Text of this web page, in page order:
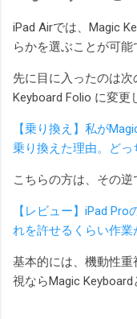
iPad Airでは、Magic
らかを選ぶことが可能
先に目に入ったのは
Keyboard Folio に変更
【乗り換え】私が
乗り換えた理由。どっ
こちらの方は、その逆
【レビュー】iPad
れを許せるくらい作業
基本的には、機動性
視ならMagic Keyboard